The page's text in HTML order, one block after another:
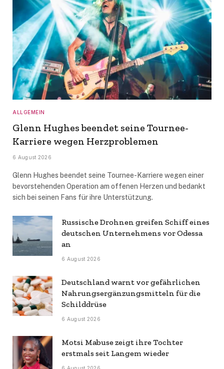
ALLGEMEIN
Glenn Hughes beendet seine Tournee-
Karriere wegen Herzproblemen
6 August 2026
Glenn Hughes beendet seine Tournee-Karriere wegen einer
bevorstehenden Operation am offenen Herzen und bedankt
sich bei seinen Fans für ihre Unterstützung.
Russische Drohnen greifen Schiff eines
deutschen Unternehmens vor Odessa
an
6 August 2026
Deutschland warnt vor gefährlichen
Nahrungsergänzungsmitteln für die
Schilddrüse
6 August 2026
Motsi Mabuse zeigt ihre Tochter
erstmals seit Langem wieder